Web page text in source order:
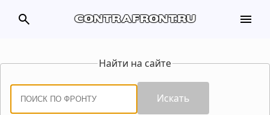
search contrafront.ru menu
Найти на сайте
Искать